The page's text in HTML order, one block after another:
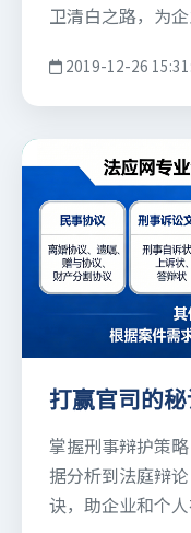
卫清白之路，为
2019-12-26
打赢官司的
掌握刑事辩护策
据分析到法庭辩
诀，助企业和个